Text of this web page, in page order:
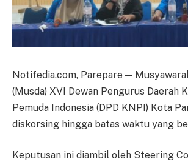
Notifedia.com, Parepare —
(Musda) XVI Dewan Pengurus Daerah
Pemuda Indonesia (DPD KNPI) Kota
diskorsing hingga batas waktu yang
Keputusan ini diambil oleh Steering